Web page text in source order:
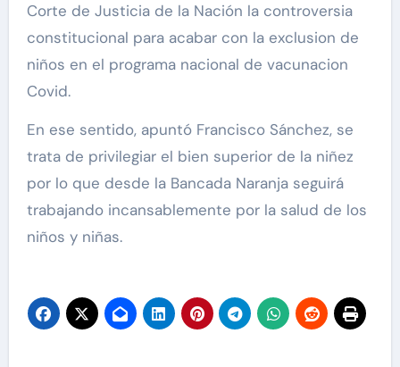
Corte de Justicia de la Nación la controversia
constitucional para acabar con la exclusion de
niños en el programa nacional de vacunacion
Covid.
En ese sentido, apuntó Francisco Sánchez, se
trata de privilegiar el bien superior de la niñez
por lo que desde la Bancada Naranja seguirá
trabajando incansablemente por la salud de los
niños y niñas.